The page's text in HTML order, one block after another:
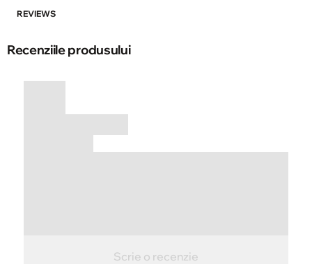
REVIEWS
Recenziile produsului
Scrie o recenzie